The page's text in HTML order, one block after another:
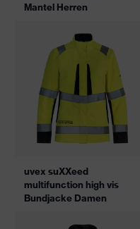
Mantel Herren
uvex suXXeed
multifunction high vis
Bundjacke Damen